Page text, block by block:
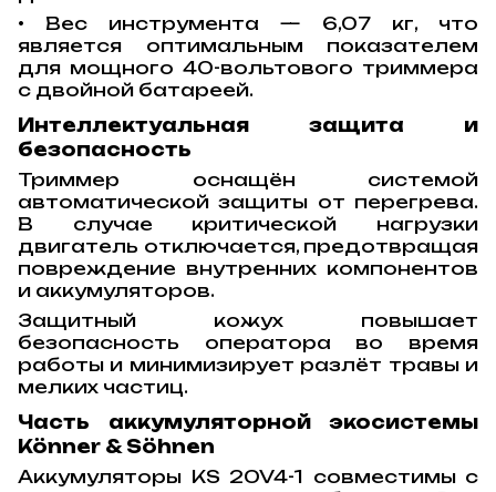
• Вес инструмента — 6,07 кг, что
является оптимальным показателем
для мощного 40-вольтового триммера
с двойной батареей.
Интеллектуальная защита и
безопасность
Триммер оснащён системой
автоматической защиты от перегрева.
В случае критической нагрузки
двигатель отключается, предотвращая
повреждение внутренних компонентов
и аккумуляторов.
Защитный кожух повышает
безопасность оператора во время
работы и минимизирует разлёт травы и
мелких частиц.
Часть аккумуляторной экосистемы
Könner & Söhnen
Аккумуляторы KS 20V4-1 совместимы с